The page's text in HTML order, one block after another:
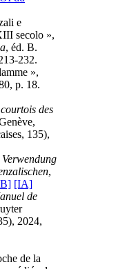
e
secolo »,
, éd. B.
232.
»,
p. 18.
des
135),
,
[IA]
de
2024,
de la